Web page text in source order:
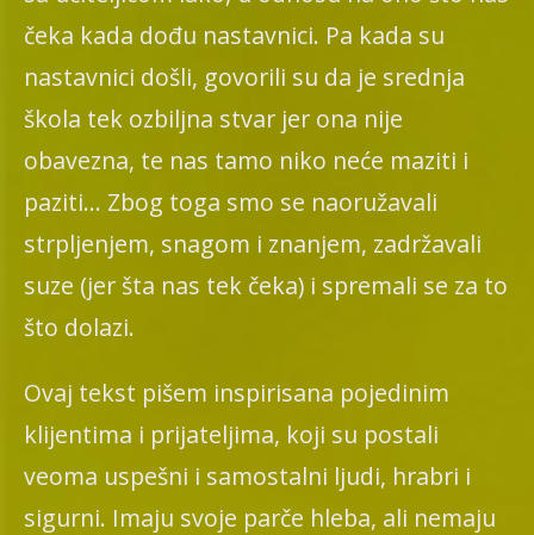
čeka kada dođu nastavnici. Pa kada su
nastavnici došli, govorili su da je srednja
škola tek ozbiljna stvar jer ona nije
obavezna, te nas tamo niko neće maziti i
paziti… Zbog toga smo se naoružavali
strpljenjem, snagom i znanjem, zadržavali
suze (jer šta nas tek čeka) i spremali se za to
što dolazi.
Ovaj tekst pišem inspirisana pojedinim
klijentima i prijateljima, koji su postali
veoma uspešni i samostalni ljudi, hrabri i
sigurni. Imaju svoje parče hleba, ali nemaju